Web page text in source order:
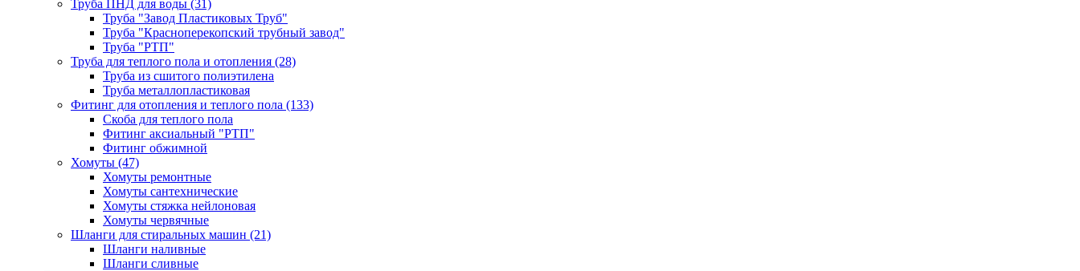
Труба ПНД для воды (31)
Труба "Завод Пластиковых Труб"
Труба "Красноперекопский трубный завод"
Труба "РТП"
Труба для теплого пола и отопления (28)
Труба из сшитого полиэтилена
Труба металлопластиковая
Фитинг для отопления и теплого пола (133)
Скоба для теплого пола
Фитинг аксиальный "РТП"
Фитинг обжимной
Хомуты (47)
Хомуты ремонтные
Хомуты сантехнические
Хомуты стяжка нейлоновая
Хомуты червячные
Шланги для стиральных машин (21)
Шланги наливные
Шланги сливные